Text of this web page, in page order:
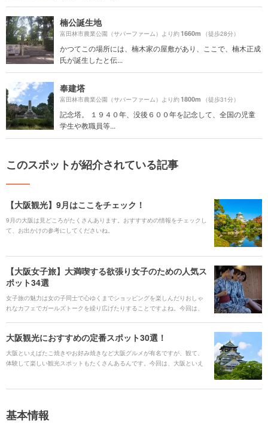
楠公誕生地
富田林市農業公園（サバーファーム）より約1660m （徒歩28分）
かつてこの場所には、楠木家の屋敷があり、ここで、楠木正成
氏が誕生したと伝...
奉建塔
富田林市農業公園（サバーファーム）より約1800m （徒歩31分）
記念塔。 １９４０年、没後６００年を記念して、全国の児童
学生や教職員等...
このスポットが紹介されている記事
【大阪観光】9月はここをチェック！
9月の大阪は見どころがたくさんあります。おすすすめの情報をチェックし
て、お出かけの参考にしてくださいね。
【大阪女子旅】大満喫する欲張り女子のための人気ス
ポット34選
女子旅の魅力は女の子同士で心ゆくまでショッピングを楽しんだりおしゃ
れなカフェでガールズトークを繰り広げたりすることですよね。今回は、
大阪観光におすすめの定番スポット30選！
大阪といえばたこ焼きやお好み焼きなど大阪グルメが有名ですが、観て、
体験して楽しい観光スポットもたくさんあるんです。今回は、大阪といえ
基本情報